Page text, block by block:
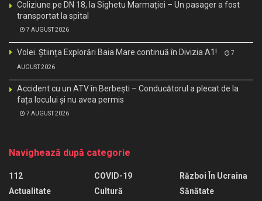
Coliziune pe DN 18, la Sighetu Marmației – Un pasager a fost
transportat la spital
7 AUGUST 2026
Volei. Știința Explorări Baia Mare continuă în Divizia A1! 7
AUGUST 2026
Accident cu un ATV în Berbești – Conducătorul a plecat de la
fața locului și nu avea permis
7 AUGUST 2026
Navighează după categorie
112
Actualitate
COVID-19
Cultură
Război În Ucraina
Sănătate